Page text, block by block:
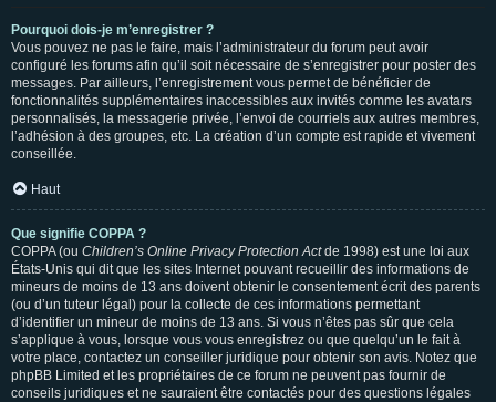
Pourquoi dois-je m’enregistrer ?
Vous pouvez ne pas le faire, mais l’administrateur du forum peut avoir
configuré les forums afin qu’il soit nécessaire de s’enregistrer pour poster des
messages. Par ailleurs, l’enregistrement vous permet de bénéficier de
fonctionnalités supplémentaires inaccessibles aux invités comme les avatars
personnalisés, la messagerie privée, l’envoi de courriels aux autres membres,
l’adhésion à des groupes, etc. La création d’un compte est rapide et vivement
conseillée.
Haut
Que signifie COPPA ?
COPPA (ou Children’s Online Privacy Protection Actde 1998) est une loi aux
États-Unis qui dit que les sites Internet pouvant recueillir des informations de
mineurs de moins de 13 ans doivent obtenir le consentement écrit des parents
(ou d’un tuteur légal) pour la collecte de ces informations permettant
d’identifier un mineur de moins de 13 ans. Si vous n’êtes pas sûr que cela
s’applique à vous, lorsque vous vous enregistrez ou que quelqu’un le fait à
votre place, contactez un conseiller juridique pour obtenir son avis. Notez que
phpBB Limited et les propriétaires de ce forum ne peuvent pas fournir de
conseils juridiques et ne sauraient être contactés pour des questions légales